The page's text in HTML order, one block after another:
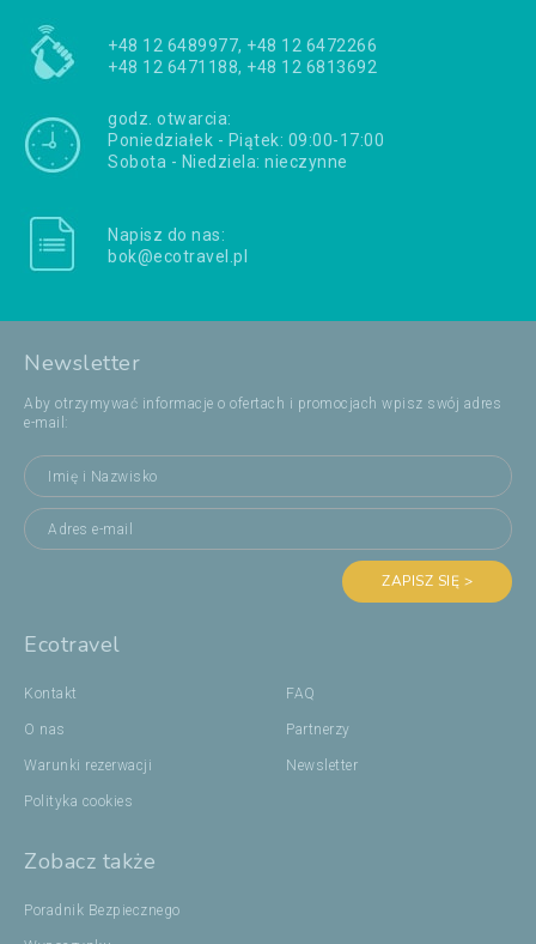
+48 12 6489977, +48 12 6472266
+48 12 6471188, +48 12 6813692
godz. otwarcia:
Poniedziałek - Piątek: 09:00-17:00
Sobota - Niedziela: nieczynne
Napisz do nas:
bok@ecotravel.pl
Newsletter
Aby otrzymywać informacje o ofertach i promocjach wpisz swój adres
e-mail:
ZAPISZ SIĘ >
Ecotravel
Kontakt
O nas
Warunki rezerwacji
Polityka cookies
FAQ
Partnerzy
Newsletter
Zobacz także
Poradnik Bezpiecznego